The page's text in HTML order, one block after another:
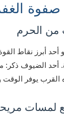
صفوة
من الحرم
أحد أبرز نقاط
أحد الضيوف ذكر:
القرب يوفر الوقت
لمسات